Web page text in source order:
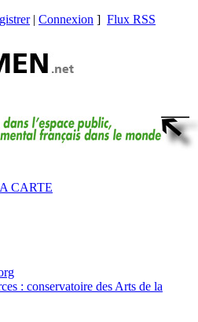
| Connexion ] Flux RSS
CARTE
: conservatoire des Arts de la